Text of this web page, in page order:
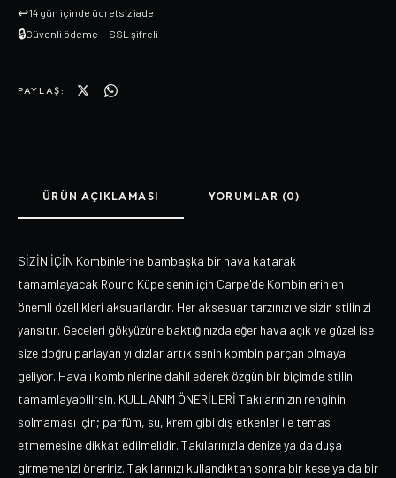
↩14 gün içinde ücretsiz iade
🔒Güvenli ödeme — SSL şifreli
PAYLAŞ:
ÜRÜN AÇIKLAMASI YORUMLAR (0)
SİZİN İÇİN Kombinlerine bambaşka bir hava katarak
tamamlayacak Round Küpe senin için Carpe'de Kombinlerin en
önemli özellikleri aksuarlardır. Her aksesuar tarzınızı ve sizin stilinizi
yansıtır. Geceleri gökyüzüne baktığınızda eğer hava açık ve güzel ise
size doğru parlayan yıldızlar artık senin kombin parçan olmaya
geliyor. Havalı kombinlerine dahil ederek özgün bir biçimde stilini
tamamlayabilirsin. KULLANIM ÖNERİLERİ Takılarınızın renginin
solmaması için; parfüm, su, krem gibi dış etkenler ile temas
etmemesine dikkat edilmelidir. Takılarınızla denize ya da duşa
girmemenizi öneririz. Takılarınızı kullandıktan sonra bir kese ya da bir